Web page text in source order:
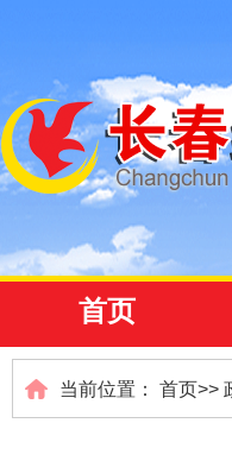
首页
当前位置： 首页>>